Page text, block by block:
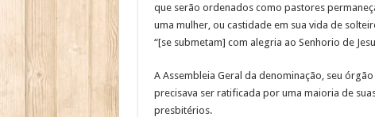
que serão ordenados como pastores
uma mulher, ou castidade em sua vida de
“[se submetam] com alegria ao Senhorio de
A Assembleia Geral da denominação, seu
precisava ser ratificada por uma maioria de
presbitérios.